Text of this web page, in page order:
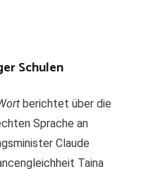
Schulen
berichtet über die
Sprache an
Claude
Taina